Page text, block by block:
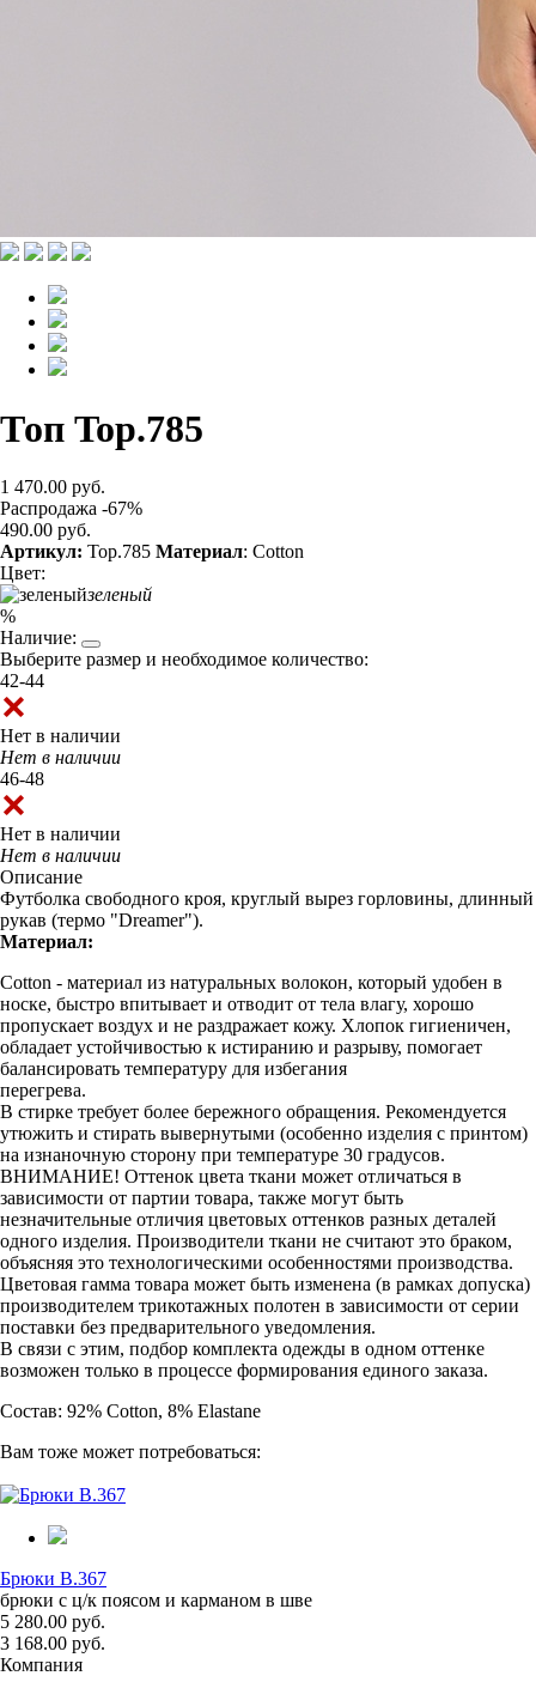
Топ Top.785
1 470.00 руб.
Распродажа -67%
490.00 руб.
Артикул: Top.785 Материал: Cotton
Цвет:
зеленый
%
Наличие:
Выберите размер и необходимое количество:
42-44
Нет в наличии
Нет в наличии
46-48
Нет в наличии
Нет в наличии
Описание
Футболка свободного кроя, круглый вырез горловины, длинный
рукав (термо "Dreamer").
Материал:
Cotton - материал из натуральных волокон, который удобен в
носке, быстро впитывает и отводит от тела влагу, хорошо
пропускает воздух и не раздражает кожу. Хлопок гигиеничен,
обладает устойчивостью к истиранию и разрыву, помогает
балансировать температуру для избегания
перегрева.
В стирке требует более бережного обращения. Рекомендуется
утюжить и стирать вывернутыми (особенно изделия с принтом)
на изнаночную сторону при температуре 30 градусов.
ВНИМАНИЕ! Оттенок цвета ткани может отличаться в
зависимости от партии товара, также могут быть
незначительные отличия цветовых оттенков разных деталей
одного изделия. Производители ткани не считают это браком,
объясняя это технологическими особенностями производства.
Цветовая гамма товара может быть изменена (в рамках допуска)
производителем трикотажных полотен в зависимости от серии
поставки без предварительного уведомления.
В связи с этим, подбор комплекта одежды в одном оттенке
возможен только в процессе формирования единого заказа.
Состав: 92% Cotton, 8% Elastane
Вам тоже может потребоваться:
Брюки B.367
брюки с ц/к поясом и карманом в шве
5 280.00 руб.
3 168.00 руб.
Компания